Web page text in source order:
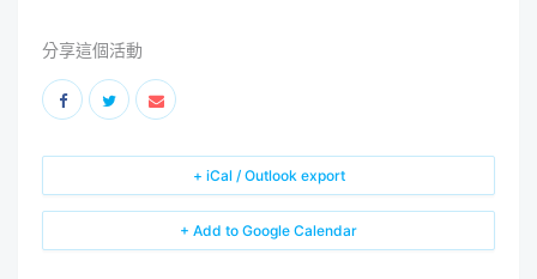
分享這個活動
+ Add to Google Calendar
+ iCal / Outlook export